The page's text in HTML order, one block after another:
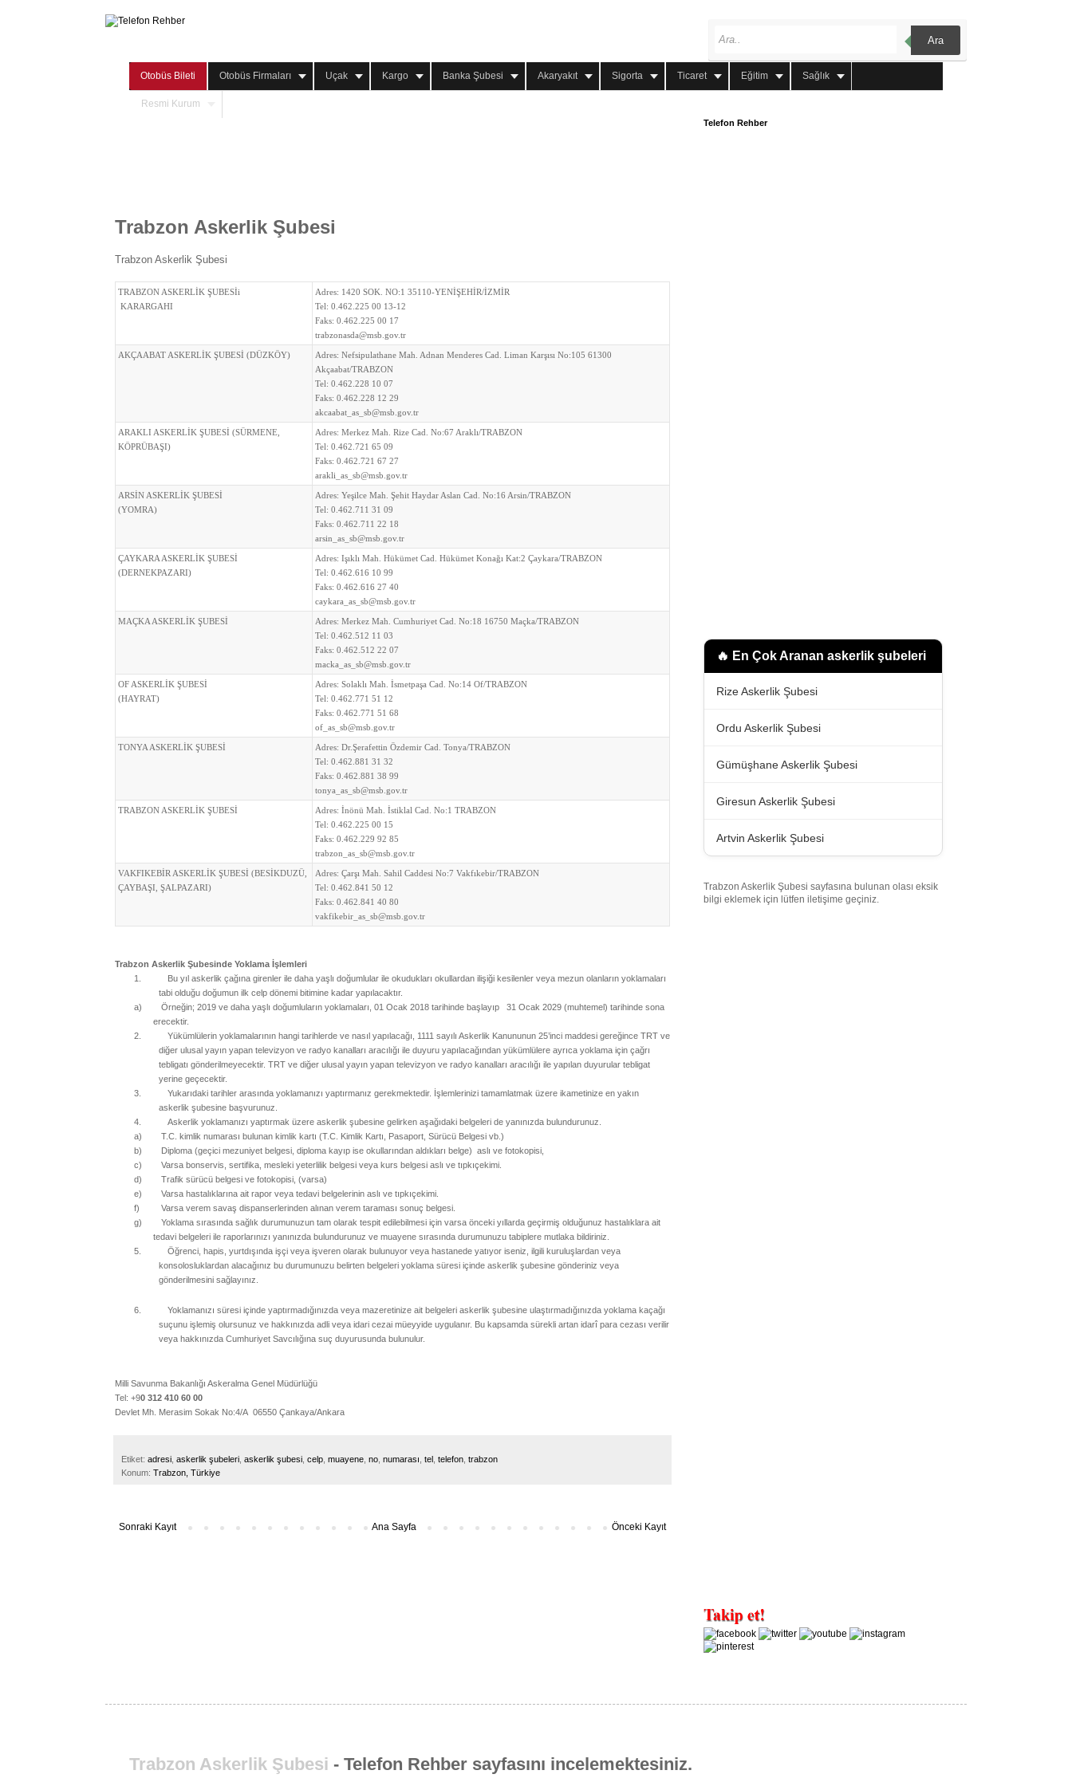
Ara
Otobüs Bileti Otobüs Firmaları Uçak Kargo Banka Şubesi Akaryakıt Sigorta Ticaret Eğitim Sağlık
Resmi Kurum
Trabzon Askerlik Şubesi
Trabzon Askerlik Şubesi
TRABZON ASKERLİK ŞUBESİi
KARARGAHI
Adres: 1420 SOK. NO:1 35110-YENİŞEHİR/İZMİR
Tel: 0.462.225 00 13-12
Faks: 0.462.225 00 17
trabzonasda@msb.gov.tr
AKÇAABAT ASKERLİK ŞUBESİ (DÜZKÖY) Adres: Nefsipulathane Mah. Adnan Menderes Cad. Liman Karşısı No:105 61300
Akçaabat/TRABZON
Tel: 0.462.228 10 07
Faks: 0.462.228 12 29
akcaabat_as_sb@msb.gov.tr
ARAKLI ASKERLİK ŞUBESİ (SÜRMENE,
KÖPRÜBAŞI)
Adres: Merkez Mah. Rize Cad. No:67 Araklı/TRABZON
Tel: 0.462.721 65 09
Faks: 0.462.721 67 27
arakli_as_sb@msb.gov.tr
ARSİN ASKERLİK ŞUBESİ
(YOMRA)
Adres: Yeşilce Mah. Şehit Haydar Aslan Cad. No:16 Arsin/TRABZON
Tel: 0.462.711 31 09
Faks: 0.462.711 22 18
arsin_as_sb@msb.gov.tr
ÇAYKARA ASKERLİK ŞUBESİ
(DERNEKPAZARI)
Adres: Işıklı Mah. Hükümet Cad. Hükümet Konağı Kat:2 Çaykara/TRABZON
Tel: 0.462.616 10 99
Faks: 0.462.616 27 40
caykara_as_sb@msb.gov.tr
MAÇKA ASKERLİK ŞUBESİ Adres: Merkez Mah. Cumhuriyet Cad. No:18 16750 Maçka/TRABZON
Tel: 0.462.512 11 03
Faks: 0.462.512 22 07
macka_as_sb@msb.gov.tr
OF ASKERLİK ŞUBESİ
(HAYRAT)
Adres: Solaklı Mah. İsmetpaşa Cad. No:14 Of/TRABZON
Tel: 0.462.771 51 12
Faks: 0.462.771 51 68
of_as_sb@msb.gov.tr
TONYA ASKERLİK ŞUBESİ Adres: Dr.Şerafettin Özdemir Cad. Tonya/TRABZON
Tel: 0.462.881 31 32
Faks: 0.462.881 38 99
tonya_as_sb@msb.gov.tr
TRABZON ASKERLİK ŞUBESİ Adres: İnönü Mah. İstiklal Cad. No:1 TRABZON
Tel: 0.462.225 00 15
Faks: 0.462.229 92 85
trabzon_as_sb@msb.gov.tr
VAKFIKEBİR ASKERLİK ŞUBESİ (BESİKDUZÜ,
ÇAYBAŞI, ŞALPAZARI)
Adres: Çarşı Mah. Sahil Caddesi No:7 Vakfıkebir/TRABZON
Tel: 0.462.841 50 12
Faks: 0.462.841 40 80
vakfikebir_as_sb@msb.gov.tr
Trabzon Askerlik Şubesinde Yoklama İşlemleri
1.
Bu yıl askerlik çağına girenler ile daha yaşlı doğumlular ile okudukları okullardan ilişiği kesilenler veya mezun olanların yoklamaları
tabi olduğu doğumun ilk celp dönemi bitimine kadar yapılacaktır.
a)
Örneğin; 2019 ve daha yaşlı doğumluların yoklamaları, 01 Ocak 2018 tarihinde başlayıp 31 Ocak 2029 (muhtemel) tarihinde sona
erecektir.
2.
Yükümlülerin yoklamalarının hangi tarihlerde ve nasıl yapılacağı, 1111 sayılı Askerlik Kanununun 25’inci maddesi gereğince TRT ve
diğer ulusal yayın yapan televizyon ve radyo kanalları aracılığı ile duyuru yapılacağından yükümlülere ayrıca yoklama için çağrı
tebligatı gönderilmeyecektir. TRT ve diğer ulusal yayın yapan televizyon ve radyo kanalları aracılığı ile yapılan duyurular tebligat
yerine geçecektir.
3.
Yukarıdaki tarihler arasında yoklamanızı yaptırmanız gerekmektedir. İşlemlerinizi tamamlatmak üzere ikametinize en yakın
askerlik şubesine başvurunuz.
4.
Askerlik yoklamanızı yaptırmak üzere askerlik şubesine gelirken aşağıdaki belgeleri de yanınızda bulundurunuz.
a)
T.C. kimlik numarası bulunan kimlik kartı (T.C. Kimlik Kartı, Pasaport, Sürücü Belgesi vb.)
b)
Diploma (geçici mezuniyet belgesi, diploma kayıp ise okullarından aldıkları belge) aslı ve fotokopisi,
c)
Varsa bonservis, sertifika, mesleki yeterlilik belgesi veya kurs belgesi aslı ve tıpkıçekimi.
d)
Trafik sürücü belgesi ve fotokopisi, (varsa)
e)
Varsa hastalıklarına ait rapor veya tedavi belgelerinin aslı ve tıpkıçekimi.
f)
Varsa verem savaş dispanserlerinden alınan verem taraması sonuç belgesi.
g)
Yoklama sırasında sağlık durumunuzun tam olarak tespit edilebilmesi için varsa önceki yıllarda geçirmiş olduğunuz hastalıklara ait
tedavi belgeleri ile raporlarınızı yanınızda bulundurunuz ve muayene sırasında durumunuzu tabiplere mutlaka bildiriniz.
5.
Öğrenci, hapis, yurtdışında işçi veya işveren olarak bulunuyor veya hastanede yatıyor iseniz, ilgili kuruluşlardan veya
konsolosluklardan alacağınız bu durumunuzu belirten belgeleri yoklama süresi içinde askerlik şubesine gönderiniz veya
gönderilmesini sağlayınız.
6.
Yoklamanızı süresi içinde yaptırmadığınızda veya mazeretinize ait belgeleri askerlik şubesine ulaştırmadığınızda yoklama kaçağı
suçunu işlemiş olursunuz ve hakkınızda adli veya idari cezai müeyyide uygulanır. Bu kapsamda sürekli artan idarî para cezası verilir
veya hakkınızda Cumhuriyet Savcılığına suç duyurusunda bulunulur.
Milli Savunma Bakanlığı Askeralma Genel Müdürlüğü
Tel: +90 312 410 60 00
Devlet Mh. Merasim Sokak No:4/A 06550 Çankaya/Ankara
Etiket: adresi askerlik şubeleri askerlik şubesi celp muayene no numarası tel telefon trabzon
Konum: Trabzon, Türkiye
Sonraki Kayıt Önceki Kayıt
Ana Sayfa
Telefon Rehber
🔥 En Çok Aranan askerlik şubeleri
Rize Askerlik Şubesi
Ordu Askerlik Şubesi
Gümüşhane Askerlik Şubesi
Giresun Askerlik Şubesi
Artvin Askerlik Şubesi
Trabzon Askerlik Şubesi sayfasına bulunan olası eksik
bilgi eklemek için lütfen iletişime geçiniz.
Trabzon Askerlik Şubesi - Telefon Rehber sayfasını incelemektesiniz.